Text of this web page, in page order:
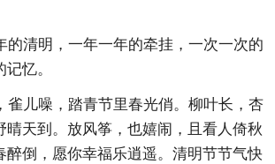
的清明，一年一年的牵挂，一次一次的
忆。
雀儿噪，踏青节里春光俏。柳叶长，杏
晴天到。放风筝，也嬉闹，且看人倚秋
醉倒，愿你幸福乐逍遥。清明节节气快